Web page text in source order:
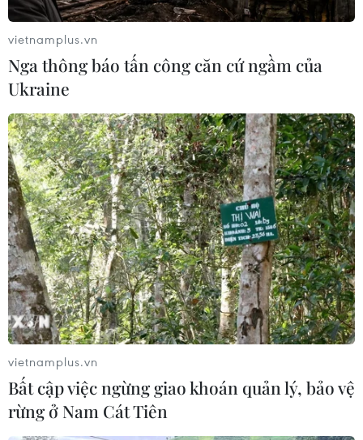
vietnamplus.vn
Nga thông báo tấn công căn cứ ngầm của
Ukraine
vietnamplus.vn
Bất cập việc ngừng giao khoán quản lý, bảo vệ
rừng ở Nam Cát Tiên